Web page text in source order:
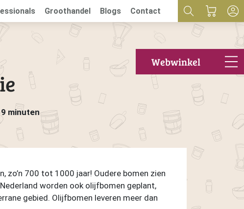
Groothandel Blogs Contact
Webwinkel
9 minuten
zo’n 700 tot 1000 jaar! Oudere bomen zien
worden ook olijfbomen geplant,
gebied. Olijfbomen leveren meer dan